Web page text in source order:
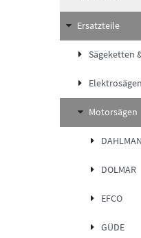
Ersatzteile
Sägeketten
Elektrosägen
Motorsägen
DOLMAR
EFCO
GÜDE